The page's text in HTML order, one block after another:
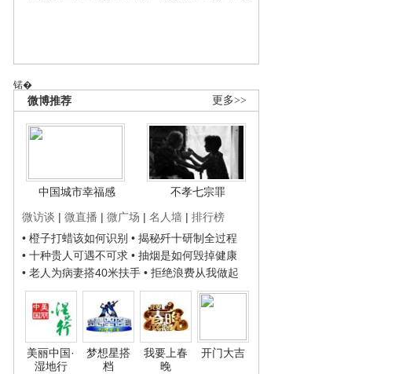
锘�
更多>>
微博推荐
中国城市幸福感
不孝七宗罪
微访谈 | 微直播 | 微广场 | 名人墙 | 排行榜
• 橙子打蜡该如何识别 • 揭秘歼十研制全过程
• 十种贵人可遇不可求 • 抽烟是如何毁掉健康
• 老人为病妻搭40米扶手 • 拒绝浪费从我做起
美丽中国·
湿地行
梦想星搭
档
我要上春
晚
开门大吉